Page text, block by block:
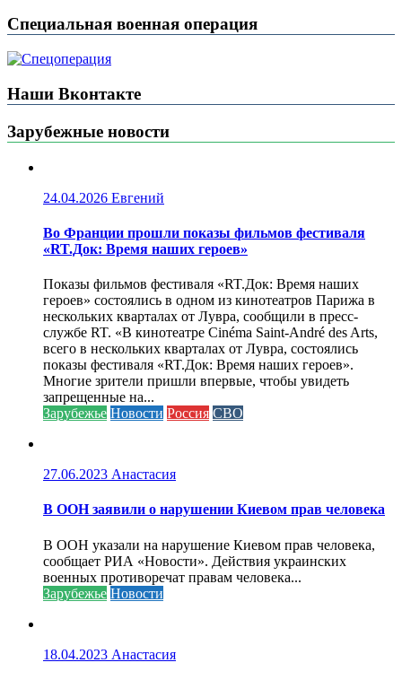
Специальная военная операция
Наши Вконтакте
Зарубежные новости
24.04.2026 Евгений
Во Франции прошли показы фильмов фестиваля
«RT.Док: Время наших героев»
Показы фильмов фестиваля «RT.Док: Время наших
героев» состоялись в одном из кинотеатров Парижа в
нескольких кварталах от Лувра, сообщили в пресс-
службе RT. «В кинотеатре Cinéma Saint-André des Arts,
всего в нескольких кварталах от Лувра, состоялись
показы фестиваля «RT.Док: Время наших героев».
Многие зрители пришли впервые, чтобы увидеть
запрещенные на...
Зарубежье Новости Россия СВО
27.06.2023 Анастасия
В ООН заявили о нарушении Киевом прав человека
В ООН указали на нарушение Киевом прав человека,
сообщает РИА «Новости». Действия украинских
военных противоречат правам человека...
Зарубежье Новости
18.04.2023 Анастасия